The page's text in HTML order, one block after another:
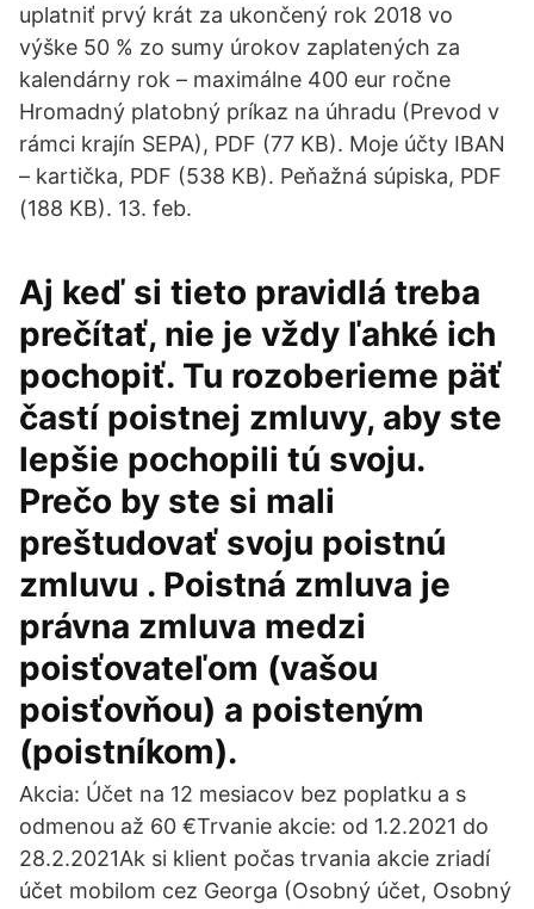
uplatniť prvý krát za ukončený rok 2018 vo
výške 50 % zo sumy úrokov zaplatených za
kalendárny rok – maximálne 400 eur ročne
Hromadný platobný príkaz na úhradu (Prevod v
rámci krajín SEPA), PDF (77 KB). Moje účty IBAN
– kartička, PDF (538 KB). Peňažná súpiska, PDF
(188 KB). 13. feb.
Aj keď si tieto pravidlá treba
prečítať, nie je vždy ľahké ich
pochopiť. Tu rozoberieme päť
častí poistnej zmluvy, aby ste
lepšie pochopili tú svoju.
Prečo by ste si mali
preštudovať svoju poistnú
zmluvu . Poistná zmluva je
právna zmluva medzi
poisťovateľom (vašou
poisťovňou) a poisteným
(poistníkom).
Akcia: Účet na 12 mesiacov bez poplatku a s
odmenou až 60 €Trvanie akcie: od 1.2.2021 do
28.2.2021Ak si klient počas trvania akcie zriadí
účet mobilom cez Georga (Osobný účet, Osobný